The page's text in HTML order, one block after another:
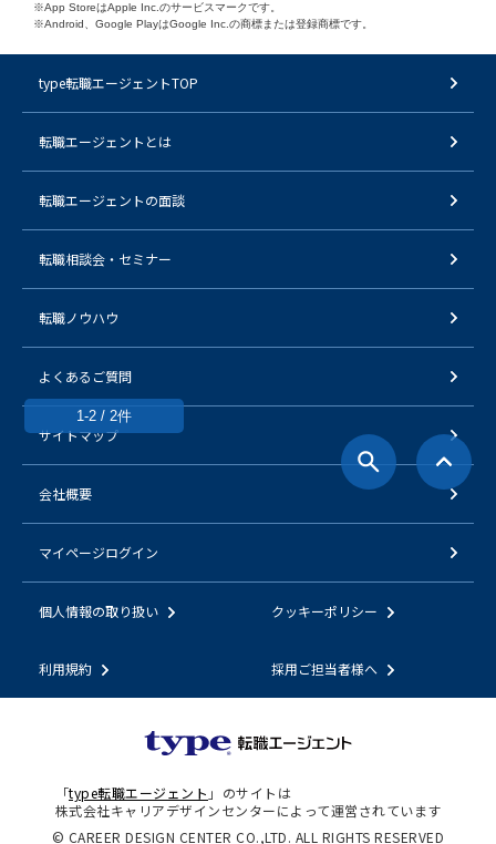
1-2 / 2件
※App StoreはApple Inc.のサービスマークです。
※Android、Google PlayはGoogle Inc.の商標または登録商標です。
type転職エージェントTOP
転職エージェントとは
転職エージェントの面談
転職相談会・セミナー
転職ノウハウ
よくあるご質問
サイトマップ
会社概要
マイページログイン
個人情報の取り扱い クッキーポリシー
利用規約 採用ご担当者様へ
「type転職エージェント 」のサイトは
株式会社キャリアデザインセンターによって運営されています
© CAREER DESIGN CENTER CO.,LTD. ALL RIGHTS RESERVED